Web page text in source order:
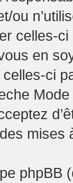
ou
celles-
en
ci
mises
phpBB